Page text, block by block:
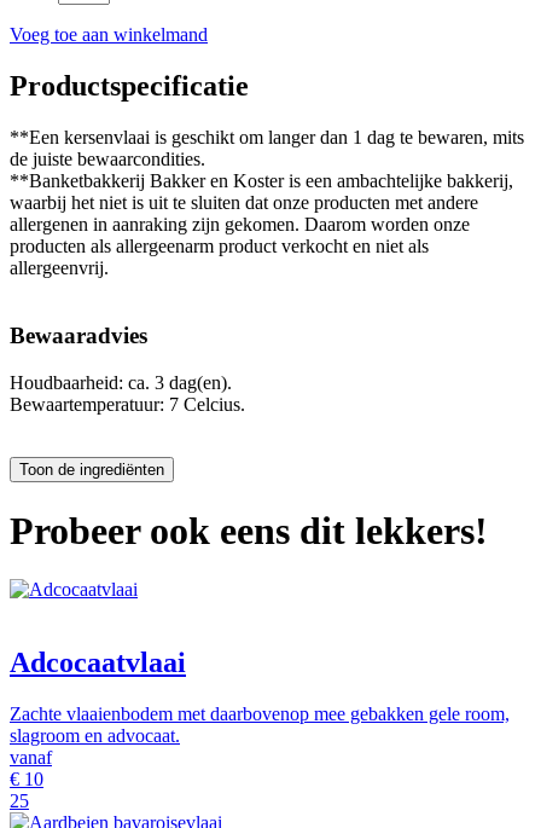
Voeg toe aan winkelmand
Productspecificatie
**Een kersenvlaai is geschikt om langer dan 1 dag te bewaren, mits
de juiste bewaarcondities.
**Banketbakkerij Bakker en Koster is een ambachtelijke bakkerij,
waarbij het niet is uit te sluiten dat onze producten met andere
allergenen in aanraking zijn gekomen. Daarom worden onze
producten als allergeenarm product verkocht en niet als
allergeenvrij.
Bewaaradvies
Houdbaarheid: ca. 3 dag(en).
Bewaartemperatuur: 7 Celcius.
Probeer ook eens dit lekkers!
Adcocaatvlaai
Zachte vlaaienbodem met daarbovenop mee gebakken gele room,
slagroom en advocaat.
vanaf
€ 10
25